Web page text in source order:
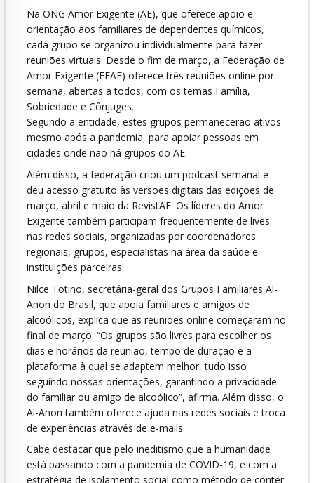
Na ONG Amor Exigente (AE), que oferece apoio e
orientação aos familiares de dependentes químicos,
cada grupo se organizou individualmente para fazer
reuniões virtuais. Desde o fim de março, a Federação de
Amor Exigente (FEAE) oferece três reuniões online por
semana, abertas a todos, com os temas Família,
Sobriedade e Cônjuges.
Segundo a entidade, estes grupos permanecerão ativos
mesmo após a pandemia, para apoiar pessoas em
cidades onde não há grupos do AE.
Além disso, a federação criou um podcast semanal e
deu acesso gratuito às versões digitais das edições de
março, abril e maio da RevistAE. Os líderes do Amor
Exigente também participam frequentemente de lives
nas redes sociais, organizadas por coordenadores
regionais, grupos, especialistas na área da saúde e
instituições parceiras.
Nilce Totino, secretária-geral dos Grupos Familiares Al-
Anon do Brasil, que apoia familiares e amigos de
alcoólicos, explica que as reuniões online começaram no
final de março. “Os grupos são livres para escolher os
dias e horários da reunião, tempo de duração e a
plataforma à qual se adaptem melhor, tudo isso
seguindo nossas orientações, garantindo a privacidade
do familiar ou amigo de alcoólico”, afirma. Além disso, o
Al-Anon também oferece ajuda nas redes sociais e troca
de experiências através de e-mails.
Cabe destacar que pelo ineditismo que a humanidade
está passando com a pandemia de COVID-19, e com a
estratégia de isolamento social como método de conter